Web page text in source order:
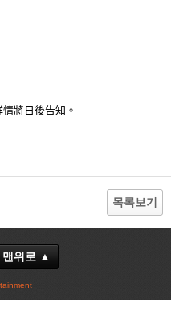
情將日後告知 。
목록보기
맨위로 ▲